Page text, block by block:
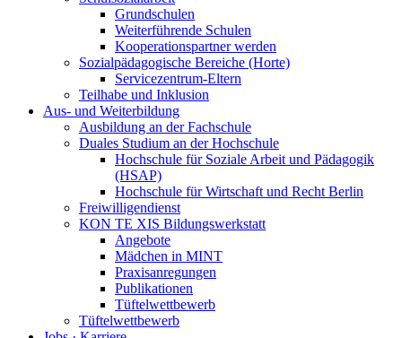
Grundschulen
Weiterführende Schulen
Kooperationspartner werden
Sozialpädagogische Bereiche (Horte)
Servicezentrum-Eltern
Teilhabe und Inklusion
Aus- und Weiterbildung
Ausbildung an der Fachschule
Duales Studium an der Hochschule
Hochschule für Soziale Arbeit und Pädagogik
(HSAP)
Hochschule für Wirtschaft und Recht Berlin
Freiwilligendienst
KON TE XIS Bildungswerkstatt
Angebote
Mädchen in MINT
Praxisanregungen
Publikationen
Tüftelwettbewerb
Tüftelwettbewerb